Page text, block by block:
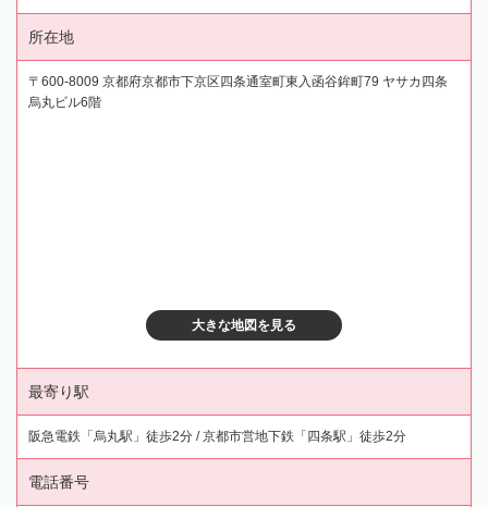
所在地
〒600-8009 京都府京都市下京区四条通室町東入函谷鉾町79 ヤサカ四条
烏丸ビル6階
大きな地図を見る
最寄り駅
阪急電鉄「烏丸駅」徒歩2分 / 京都市営地下鉄「四条駅」徒歩2分
電話番号